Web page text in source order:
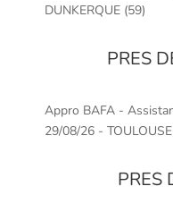
DUNKERQUE (59)
PRES
Appro BAFA -
29/08/26 -
PRES